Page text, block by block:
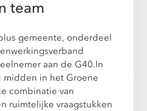
team
gemeente, onderdeel
aan de G40.In
midden in het Groene
combinatie van
ruimtelijke vraagstukken